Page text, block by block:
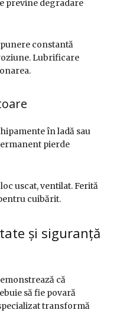
previne degradare
constantă
Lubrificare
în ladă sau
pierde
uscat, ventilat. Ferită
cuibărit.
și siguranță
că
să fie povară
transformă